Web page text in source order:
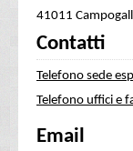
41011
Contatti
Telefono sede
Telefono uffici e
Email